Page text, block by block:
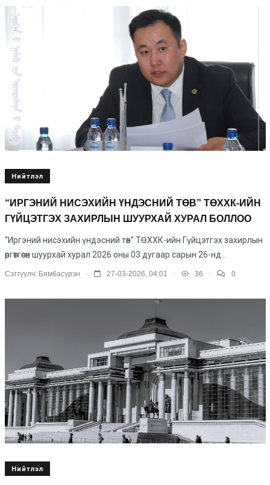
Нийтлэл
“ИРГЭНИЙ НИСЭХИЙН ҮНДЭСНИЙ ТӨВ” ТӨХХК-ИЙН
ГҮЙЦЭТГЭХ ЗАХИРЛЫН ШУУРХАЙ ХУРАЛ БОЛЛОО
“Иргэний нисэхийн үндэсний төв” ТӨХХК-ийн Гүйцэтгэх захирлын
өргөтгөсөн шуурхай хурал 2026 оны 03 дугаар сарын 26-нд...
Сэтгүүлч: Бямбасүрэн . 27-03-2026, 04:01 . 36 . 0
Нийтлэл